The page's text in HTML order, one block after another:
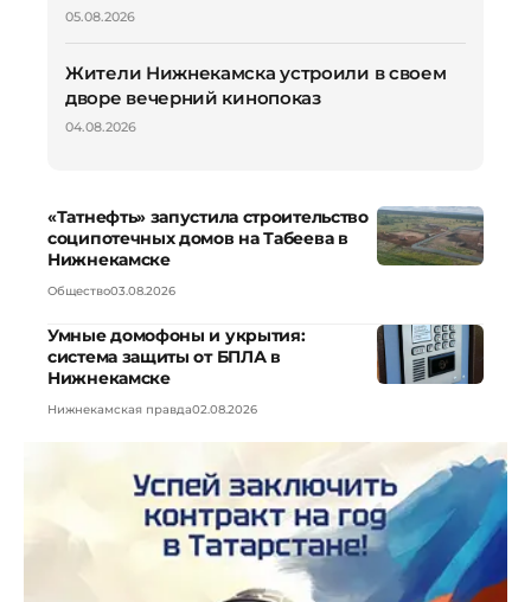
05.08.2026
Жители Нижнекамска устроили в своем
дворе вечерний кинопоказ
04.08.2026
«Татнефть» запустила строительство
соципотечных домов на Табеева в
Нижнекамске
Общество03.08.2026
Умные домофоны и укрытия:
система защиты от БПЛА в
Нижнекамске
Нижнекамская правда02.08.2026